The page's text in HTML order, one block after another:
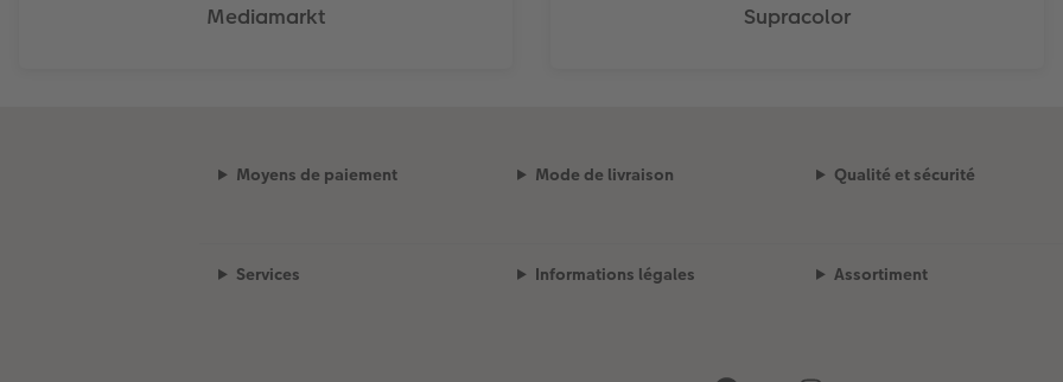
Mediamarkt Supracolor
Moyens de paiement Mode de livraison Qualité et sécurité
Services Informations légales Assortiment